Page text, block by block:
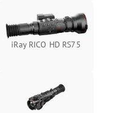
1500 ₽ Подробнее →
iRay RICO HD RS75